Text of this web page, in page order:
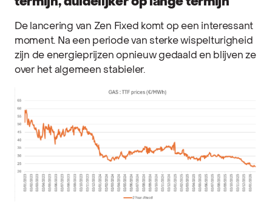
De lancering van Zen Fixed komt op een interessant
moment. Na een periode van sterke wispelturigheid
zijn de energieprijzen opnieuw gedaald en blijven ze
over het algemeen stabieler.